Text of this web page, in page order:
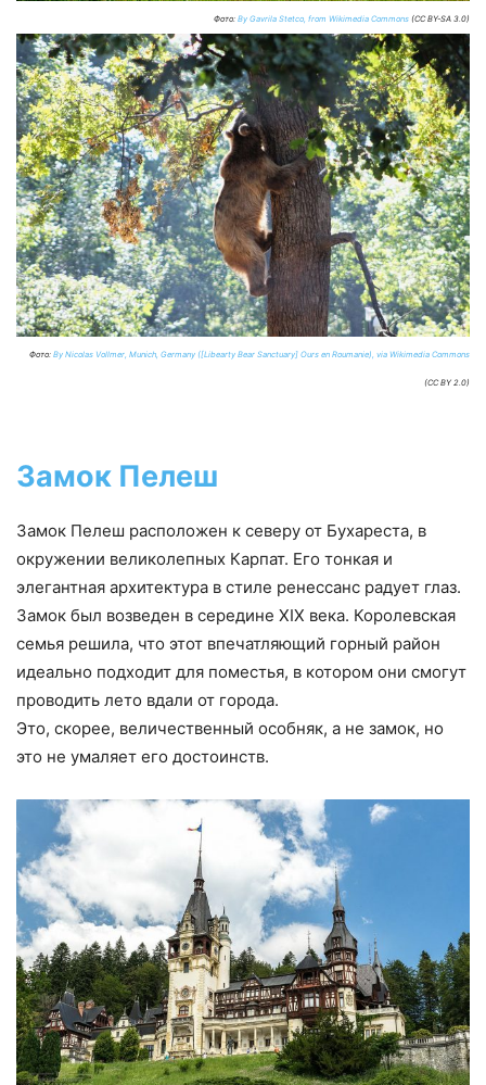
Фото: By Gavrila Stetco, from Wikimedia Commons (CC BY-SA 3.0)
Фото: By Nicolas Vollmer, Munich, Germany ([Libearty Bear Sanctuary] Ours en Roumanie), via Wikimedia Commons
(CC BY 2.0)
Замок Пелеш
Замок Пелеш расположен к северу от Бухареста, в
окружении великолепных Карпат. Его тонкая и
элегантная архитектура в стиле ренессанс радует глаз.
Замок был возведен в середине XIX века. Королевская
семья решила, что этот впечатляющий горный район
идеально подходит для поместья, в котором они смогут
проводить лето вдали от города.
Это, скорее, величественный особняк, а не замок, но
это не умаляет его достоинств.